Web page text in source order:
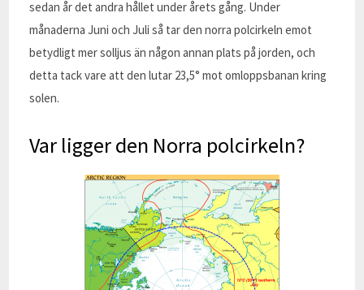
sedan år det andra hållet under årets gång. Under
månaderna Juni och Juli så tar den norra polcirkeln emot
betydligt mer solljus än någon annan plats på jorden, och
detta tack vare att den lutar 23,5° mot omloppsbanan kring
solen.
Var ligger den Norra polcirkeln?